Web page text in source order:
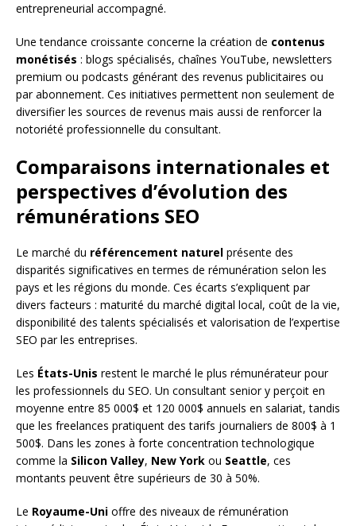
entrepreneurial accompagné.
Une tendance croissante concerne la création de contenus
monétisés : blogs spécialisés, chaînes YouTube, newsletters
premium ou podcasts générant des revenus publicitaires ou
par abonnement. Ces initiatives permettent non seulement de
diversifier les sources de revenus mais aussi de renforcer la
notoriété professionnelle du consultant.
Comparaisons internationales et
perspectives d’évolution des
rémunérations SEO
Le marché du référencement naturel présente des
disparités significatives en termes de rémunération selon les
pays et les régions du monde. Ces écarts s’expliquent par
divers facteurs : maturité du marché digital local, coût de la vie,
disponibilité des talents spécialisés et valorisation de l’expertise
SEO par les entreprises.
Les États-Unis restent le marché le plus rémunérateur pour
les professionnels du SEO. Un consultant senior y perçoit en
moyenne entre 85 000$ et 120 000$ annuels en salariat, tandis
que les freelances pratiquent des tarifs journaliers de 800$ à 1
500$. Dans les zones à forte concentration technologique
comme la Silicon Valley, New York ou Seattle, ces
montants peuvent être supérieurs de 30 à 50%.
Le Royaume-Uni offre des niveaux de rémunération